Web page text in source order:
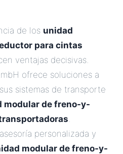
de los unidad
para cintas
ventajas decisivas.
ofrece soluciones a
sistemas de transporte
modular de freno-y-
.
personalizada y
modular de freno-y-